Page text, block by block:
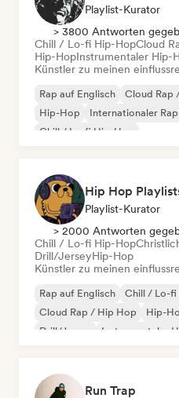
Playlist-Kurator
> 3800 Antworten
Chill / Lo-fi Hip-HopCloud
Hip-HopInstrumentaler Hip-
Künstler zu meinen
Rap auf Englisch Cloud Rap
Hip-Hop
Internationaler Rap
Chill / Lo-fi Hip-Hop
Hip Hop
Playlist-Kurator
> 2000 Antworten
Chill / Lo-fi Hip-Hop
Drill/JerseyHip-Hop
Künstler zu meinen
Rap auf Englisch
Chill / Lo-fi
Cloud Rap / Hip Hop
Hip-
Drill/Jersey
Instrumentaler
Run Trap